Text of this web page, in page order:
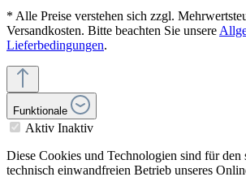
* Alle Preise verstehen sich zzgl.
Versandkosten. Bitte beachten Sie unsere
Lieferbedingungen.
Funktionale
Aktiv Inaktiv
Diese Cookies und Technologien sind für den
technisch einwandfreien Betrieb unseres